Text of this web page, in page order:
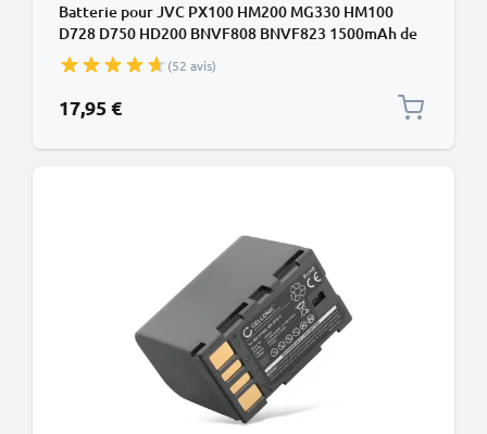
Batterie pour JVC PX100 HM200 MG330 HM100
D728 D750 HD200 BNVF808 BNVF823 1500mAh de
CELLONIC
(52 avis)
17,95 €